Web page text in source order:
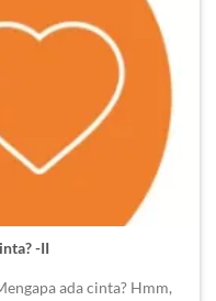
-II
ada cinta? Hmm,